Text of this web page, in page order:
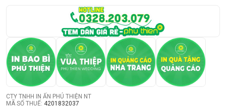
CTY TNHH IN ẤN PHÚ THIỆN NT
MÃ SỐ THUẾ: 4201832037